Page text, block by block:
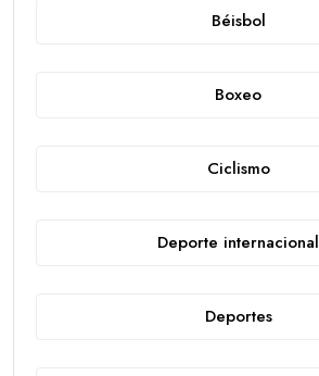
Béisbol
Boxeo
Ciclismo
Deporte internacional
Deportes